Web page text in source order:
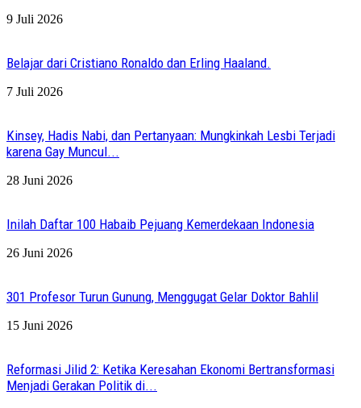
9 Juli 2026
Belajar dari Cristiano Ronaldo dan Erling Haaland.
7 Juli 2026
Kinsey, Hadis Nabi, dan Pertanyaan: Mungkinkah Lesbi Terjadi
karena Gay Muncul...
28 Juni 2026
Inilah Daftar 100 Habaib Pejuang Kemerdekaan Indonesia
26 Juni 2026
301 Profesor Turun Gunung, Menggugat Gelar Doktor Bahlil
15 Juni 2026
Reformasi Jilid 2: Ketika Keresahan Ekonomi Bertransformasi
Menjadi Gerakan Politik di...